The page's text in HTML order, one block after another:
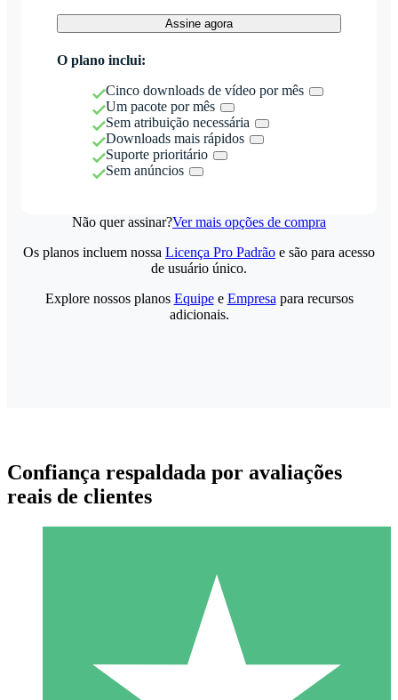
Assine agora
O plano inclui:
Cinco downloads de vídeo por mês
Um pacote por mês
Sem atribuição necessária
Downloads mais rápidos
Suporte prioritário
Sem anúncios
Não quer assinar?Ver mais opções de compra
Pacotes de Créditos Individuais
Pague conforme o uso com créditos de download. Sem
Os planos incluem nossa Licença Pro Padrão e são para acesso
de usuário único.
Explore nossos planos Equipee Empresa para recursos
adicionais.
Confiança respaldada por avaliações
reais de clientes